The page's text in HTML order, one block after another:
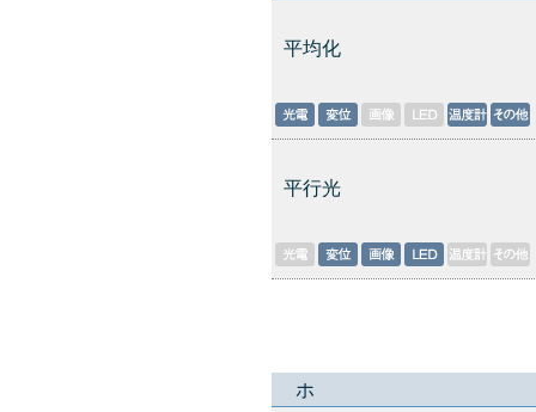
平均化
平行光
ホ